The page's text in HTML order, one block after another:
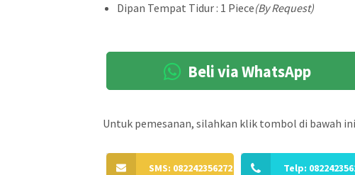
Dipan Tempat Tidur : 1 Piece(By Request)
Beli via WhatsApp
Untuk pemesanan, silahkan klik tombol di bawah
SMS: 082242356272 Telp: